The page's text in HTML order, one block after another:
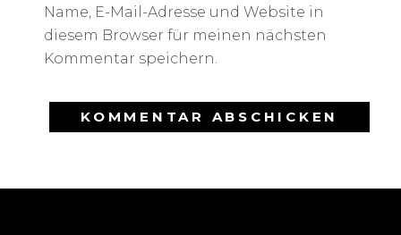
Name, E-Mail-Adresse und Website in
diesem Browser für meinen nächsten
Kommentar speichern.